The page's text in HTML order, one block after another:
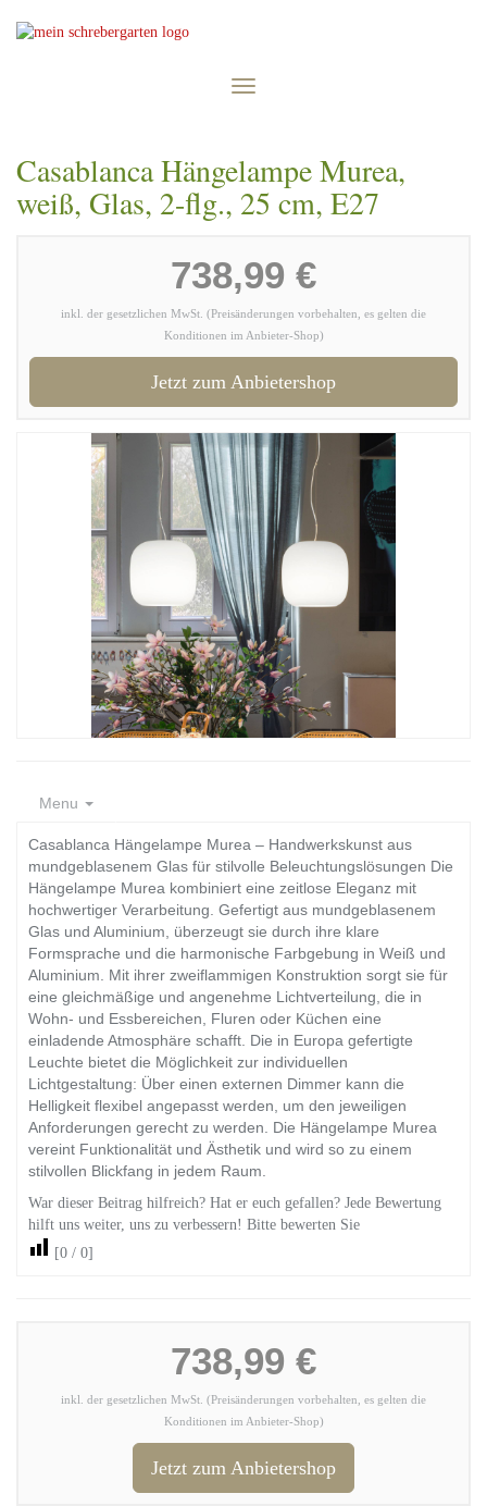
Toggle
Casablanca Hängelampe Murea,
weiß, Glas, 2-flg., 25 cm, E27
738,99 €
inkl. der gesetzlichen MwSt. (Preisänderungen vorbehalten, es gelten die
Konditionen im Anbieter-Shop)
Jetzt zum Anbietershop
Menu
Casablanca Hängelampe Murea – Handwerkskunst aus
mundgeblasenem Glas für stilvolle Beleuchtungslösungen Die
Hängelampe Murea kombiniert eine zeitlose Eleganz mit
hochwertiger Verarbeitung. Gefertigt aus mundgeblasenem
Glas und Aluminium, überzeugt sie durch ihre klare
Formsprache und die harmonische Farbgebung in Weiß und
Aluminium. Mit ihrer zweiflammigen Konstruktion sorgt sie für
eine gleichmäßige und angenehme Lichtverteilung, die in
Wohn- und Essbereichen, Fluren oder Küchen eine
einladende Atmosphäre schafft. Die in Europa gefertigte
Leuchte bietet die Möglichkeit zur individuellen
Lichtgestaltung: Über einen externen Dimmer kann die
Helligkeit flexibel angepasst werden, um den jeweiligen
Anforderungen gerecht zu werden. Die Hängelampe Murea
vereint Funktionalität und Ästhetik und wird so zu einem
stilvollen Blickfang in jedem Raum.
War dieser Beitrag hilfreich? Hat er euch gefallen? Jede Bewertung
hilft uns weiter, uns zu verbessern! Bitte bewerten Sie
[0 / 0]
738,99 €
inkl. der gesetzlichen MwSt. (Preisänderungen vorbehalten, es gelten die
Konditionen im Anbieter-Shop)
Jetzt zum Anbietershop